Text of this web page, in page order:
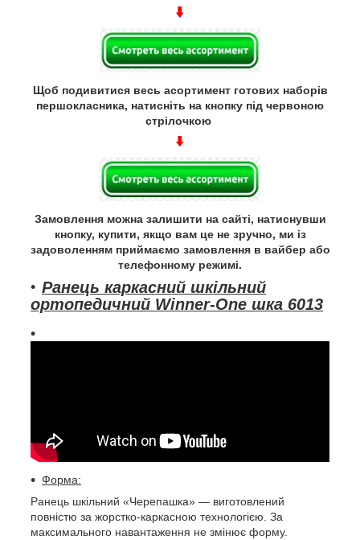
Щоб подивитися весь асортимент готових наборів
першокласника, натисніть на кнопку під червоною
стрілочкою
Замовлення можна залишити на сайті, натиснувши
кнопку, купити, якщо вам це не зручно, ми із
задоволенням приймаємо замовлення в вайбер або
телефонному режимі.
Ранець каркасний шкільний
ортопедичний Winner-One шка 6013
Форма:
Ранець шкільний «Черепашка» — виготовлений
повністю за жорстко-каркасною технологією. За
максимального навантаження не змінює форму.